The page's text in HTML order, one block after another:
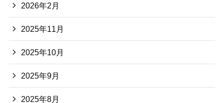
2026年2月
2025年11月
2025年10月
2025年9月
2025年8月